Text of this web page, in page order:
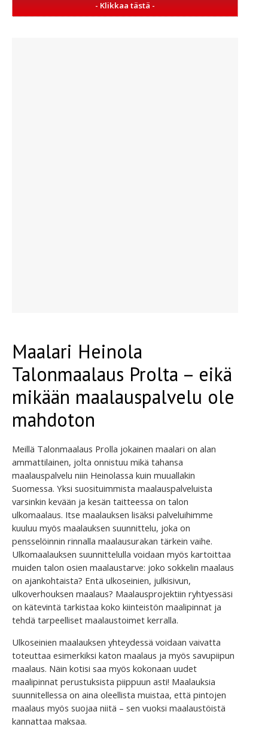
Maalari Heinola
Talonmaalaus Prolta – eikä
mikään maalauspalvelu ole
mahdoton
Meillä Talonmaalaus Prolla jokainen maalari on alan
ammattilainen, jolta onnistuu mikä tahansa
maalauspalvelu niin Heinolassa kuin muuallakin
Suomessa. Yksi suosituimmista maalauspalveluista
varsinkin kevään ja kesän taitteessa on talon
ulkomaalaus. Itse maalauksen lisäksi palveluihimme
kuuluu myös maalauksen suunnittelu, joka on
pensselöinnin rinnalla maalausurakan tärkein vaihe.
Ulkomaalauksen suunnittelulla voidaan myös kartoittaa
muiden talon osien maalaustarve: joko sokkelin maalaus
on ajankohtaista? Entä ulkoseinien, julkisivun,
ulkoverhouksen maalaus? Maalausprojektiin ryhtyessäsi
on kätevintä tarkistaa koko kiinteistön maalipinnat ja
tehdä tarpeelliset maalaustoimet kerralla.
Ulkoseinien maalauksen yhteydessä voidaan vaivatta
toteuttaa esimerkiksi katon maalaus ja myös savupiipun
maalaus. Näin kotisi saa myös kokonaan uudet
maalipinnat perustuksista piippuun asti! Maalauksia
suunnitellessa on aina oleellista muistaa, että pintojen
maalaus myös suojaa niitä – sen vuoksi maalaustöistä
kannattaa maksaa.